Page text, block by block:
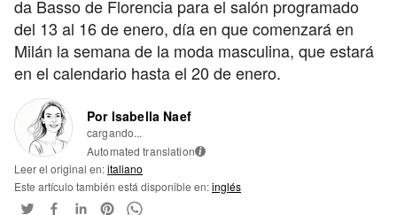
da Basso de Florencia para el salón programado
del 13 al 16 de enero, día en que comenzará en
Milán la semana de la moda masculina, que estará
en el calendario hasta el 20 de enero.
Por Isabella Naef
cargando...
Automated translation i
Leer el original en:italiano
Este artículo también está disponible en:inglés